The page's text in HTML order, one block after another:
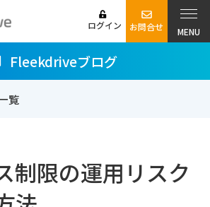
MENU
ログイン お問合せ
Fleekdriveブログ
覧
制限の運用リスク